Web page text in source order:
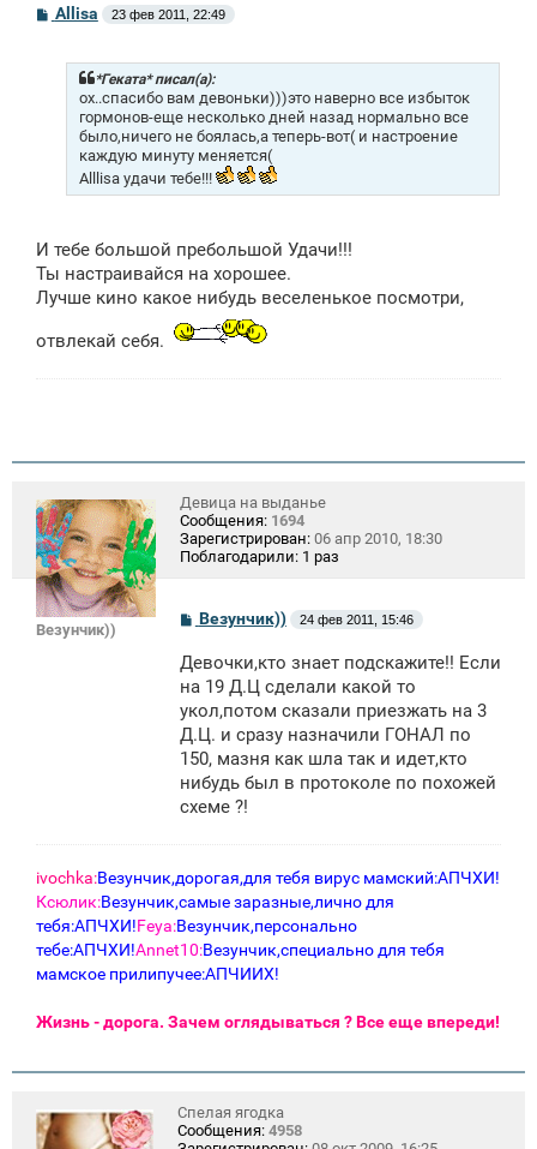
С
о
Allisa 23 фев 2011, 22:49
*Геката* писал(а):
ох..спасибо вам девоньки)))это наверно все избыток
гормонов-еще несколько дней назад нормально все
было,ничего не боялась,а теперь-вот( и настроение
каждую минуту меняется(
Alllisa удачи тебе!!!
И тебе большой пребольшой Удачи!!!
Ты настраивайся на хорошее.
Лучше кино какое нибудь веселенькое посмотри,
отвлекай себя.
Везунчик))
Девица на выданье
Сообщения: 1694
Зарегистрирован: 06 апр 2010, 18:30
Поблагодарили: 1 раз
С
о
б
щ
н
и
е
Везунчик)) 24 фев 2011, 15:46
Девочки,кто знает подскажите!! Если
на 19 Д.Ц сделали какой то
укол,потом сказали приезжать на 3
Д.Ц. и сразу назначили ГОНАЛ по
150, мазня как шла так и идет,кто
нибудь был в протоколе по похожей
схеме ?!
ivochka:Везунчик,дорогая,для тебя вирус мамский:АПЧХИ!
Ксюлик:Везунчик,самые заразные,лично для
тебя:АПЧХИ!Feya:Везунчик,персонально
тебе:АПЧХИ!Annet10:Везунчик,специально для тебя
мамское прилипучее:АПЧИИХ!
Жизнь - дорога. Зачем оглядываться ? Все еще впереди!
Спелая ягодка
Сообщения: 4958